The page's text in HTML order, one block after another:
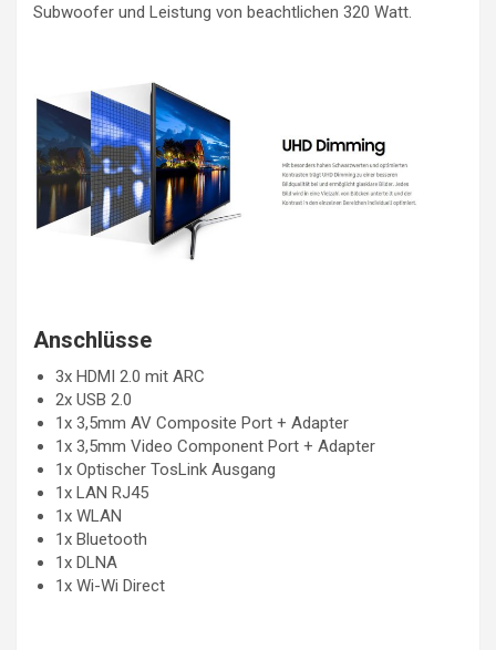
Subwoofer und Leistung von beachtlichen 320 Watt.
Anschlüsse
3x HDMI 2.0 mit ARC
2x USB 2.0
1x 3,5mm AV Composite Port + Adapter
1x 3,5mm Video Component Port + Adapter
1x Optischer TosLink Ausgang
1x LAN RJ45
1x WLAN
1x Bluetooth
1x DLNA
1x Wi-Wi Direct